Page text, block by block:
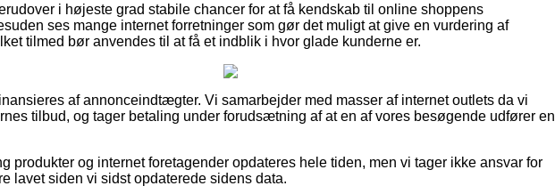
i højeste grad stabile chancer for at få kendskab til online shoppens
ses mange internet forretninger som gør det muligt at give en vurdering af
tilmed bør anvendes til at få et indblik i hvor glade kunderne er.
af annonceindtægter. Vi samarbejder med masser af internet outlets da vi
tilbud, og tager betaling under forudsætning af at en af vores besøgende udfører en
produkter og internet foretagender opdateres hele tiden, men vi tager ikke ansvar for
lavet siden vi sidst opdaterede sidens data.